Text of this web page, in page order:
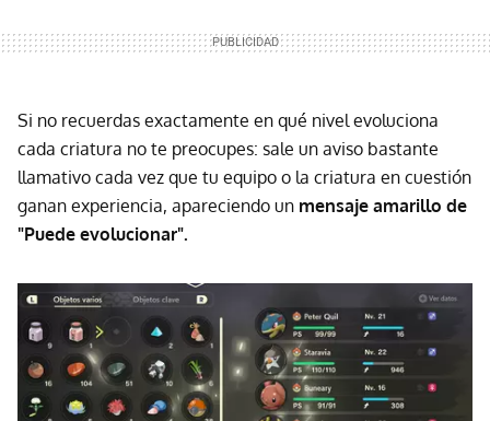
Si no recuerdas exactamente en qué nivel evoluciona
cada criatura no te preocupes: sale un aviso bastante
llamativo cada vez que tu equipo o la criatura en cuestión
ganan experiencia, apareciendo un mensaje amarillo de
"Puede evolucionar".